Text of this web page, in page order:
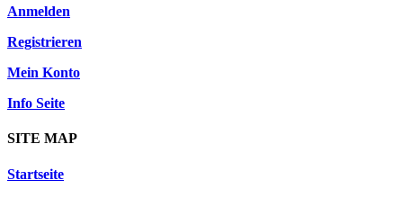
Anmelden
Registrieren
Mein Konto
Info Seite
SITE MAP
Startseite